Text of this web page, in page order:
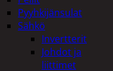
Pyyhkijänsulat
Sähkö
Invertterit
Johdot ja
liittimet